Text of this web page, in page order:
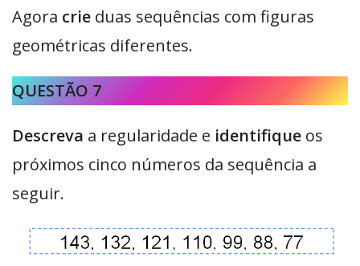
Agora crie duas sequências com figuras
geométricas diferentes.
QUESTÃO 7
Descreva a regularidade e identifique os
próximos cinco números da sequência a
seguir.